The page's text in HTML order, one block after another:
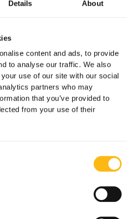
Details About
content and ads, to provide
to analyse our traffic. We also
use of our site with our social
partners who may
that you’ve provided to
from your use of their
und der
ist für maximale
Laden und
E-Mobilitätsmarkt
das sichere Laden
Lithium-E-Bike-Akkus
auf, wer